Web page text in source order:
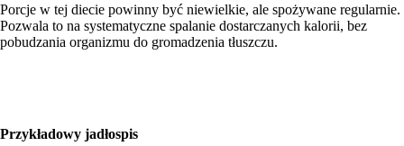
Porcje w tej diecie powinny być niewielkie, ale spożywane regularnie.
Pozwala to na systematyczne spalanie dostarczanych kalorii, bez
pobudzania organizmu do gromadzenia tłuszczu.
Przykładowy jadłospis